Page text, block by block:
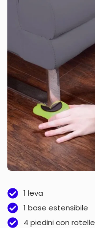
1 leva
1 base estensibile
4 piedini con rotelle